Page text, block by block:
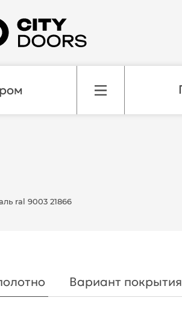
ral 9003 21866
Вариант покрытия